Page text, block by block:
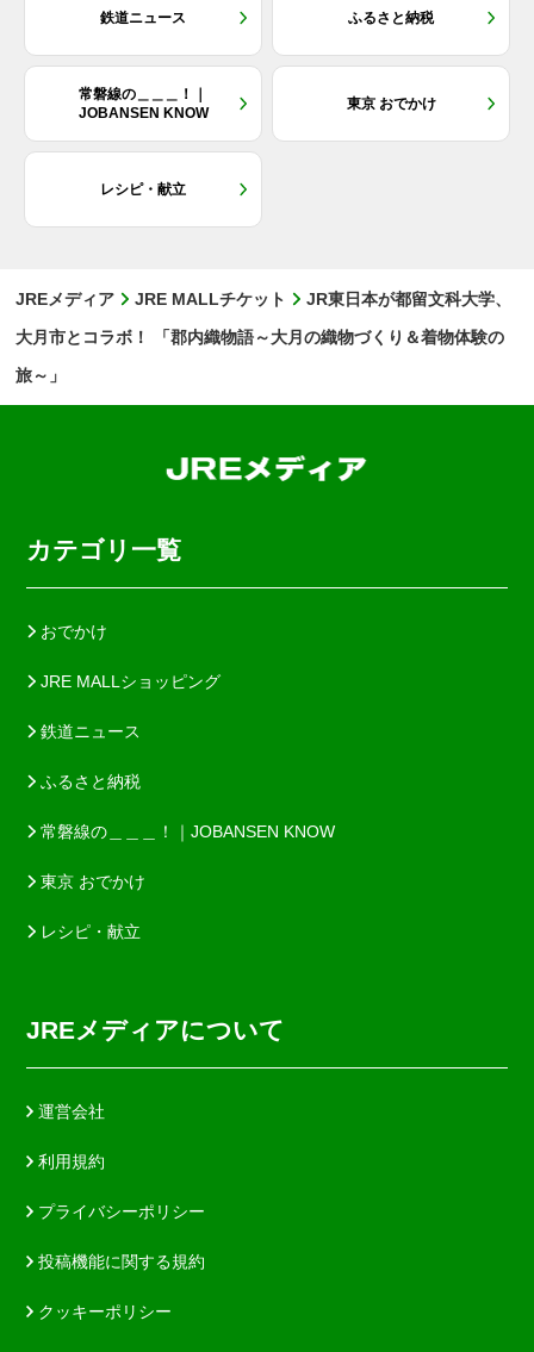
鉄道ニュース ふるさと納税
常磐線の＿＿＿！｜
JOBANSEN KNOW
東京 おでかけ
レシピ・献立
JREメディア JRE MALLチケット
JR東日本が都留文科大学、
大月市とコラボ！ 「郡内織物語～大月の織物づくり＆着物体験の
旅～」
カテゴリ一覧
おでかけ
JRE MALLショッピング
鉄道ニュース
ふるさと納税
常磐線の＿＿＿！｜JOBANSEN KNOW
東京 おでかけ
レシピ・献立
JREメディアについて
運営会社
利用規約
プライバシーポリシー
投稿機能に関する規約
クッキーポリシー